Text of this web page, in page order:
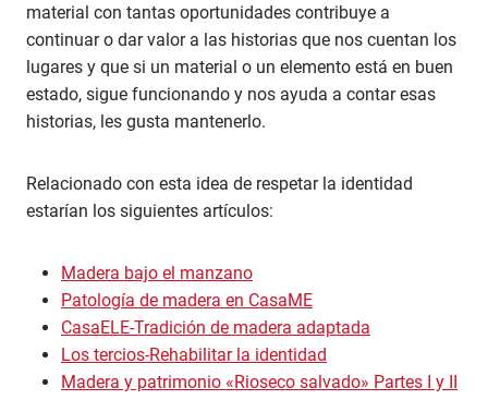
material con tantas oportunidades contribuye a
continuar o dar valor a las historias que nos cuentan los
lugares y que si un material o un elemento está en buen
estado, sigue funcionando y nos ayuda a contar esas
historias, les gusta mantenerlo.
Relacionado con esta idea de respetar la identidad
estarían los siguientes artículos:
Madera bajo el manzano
Patología de madera en CasaME
CasaELE-Tradición de madera adaptada
Los tercios-Rehabilitar la identidad
Madera y patrimonio «Rioseco salvado» Partes I y II